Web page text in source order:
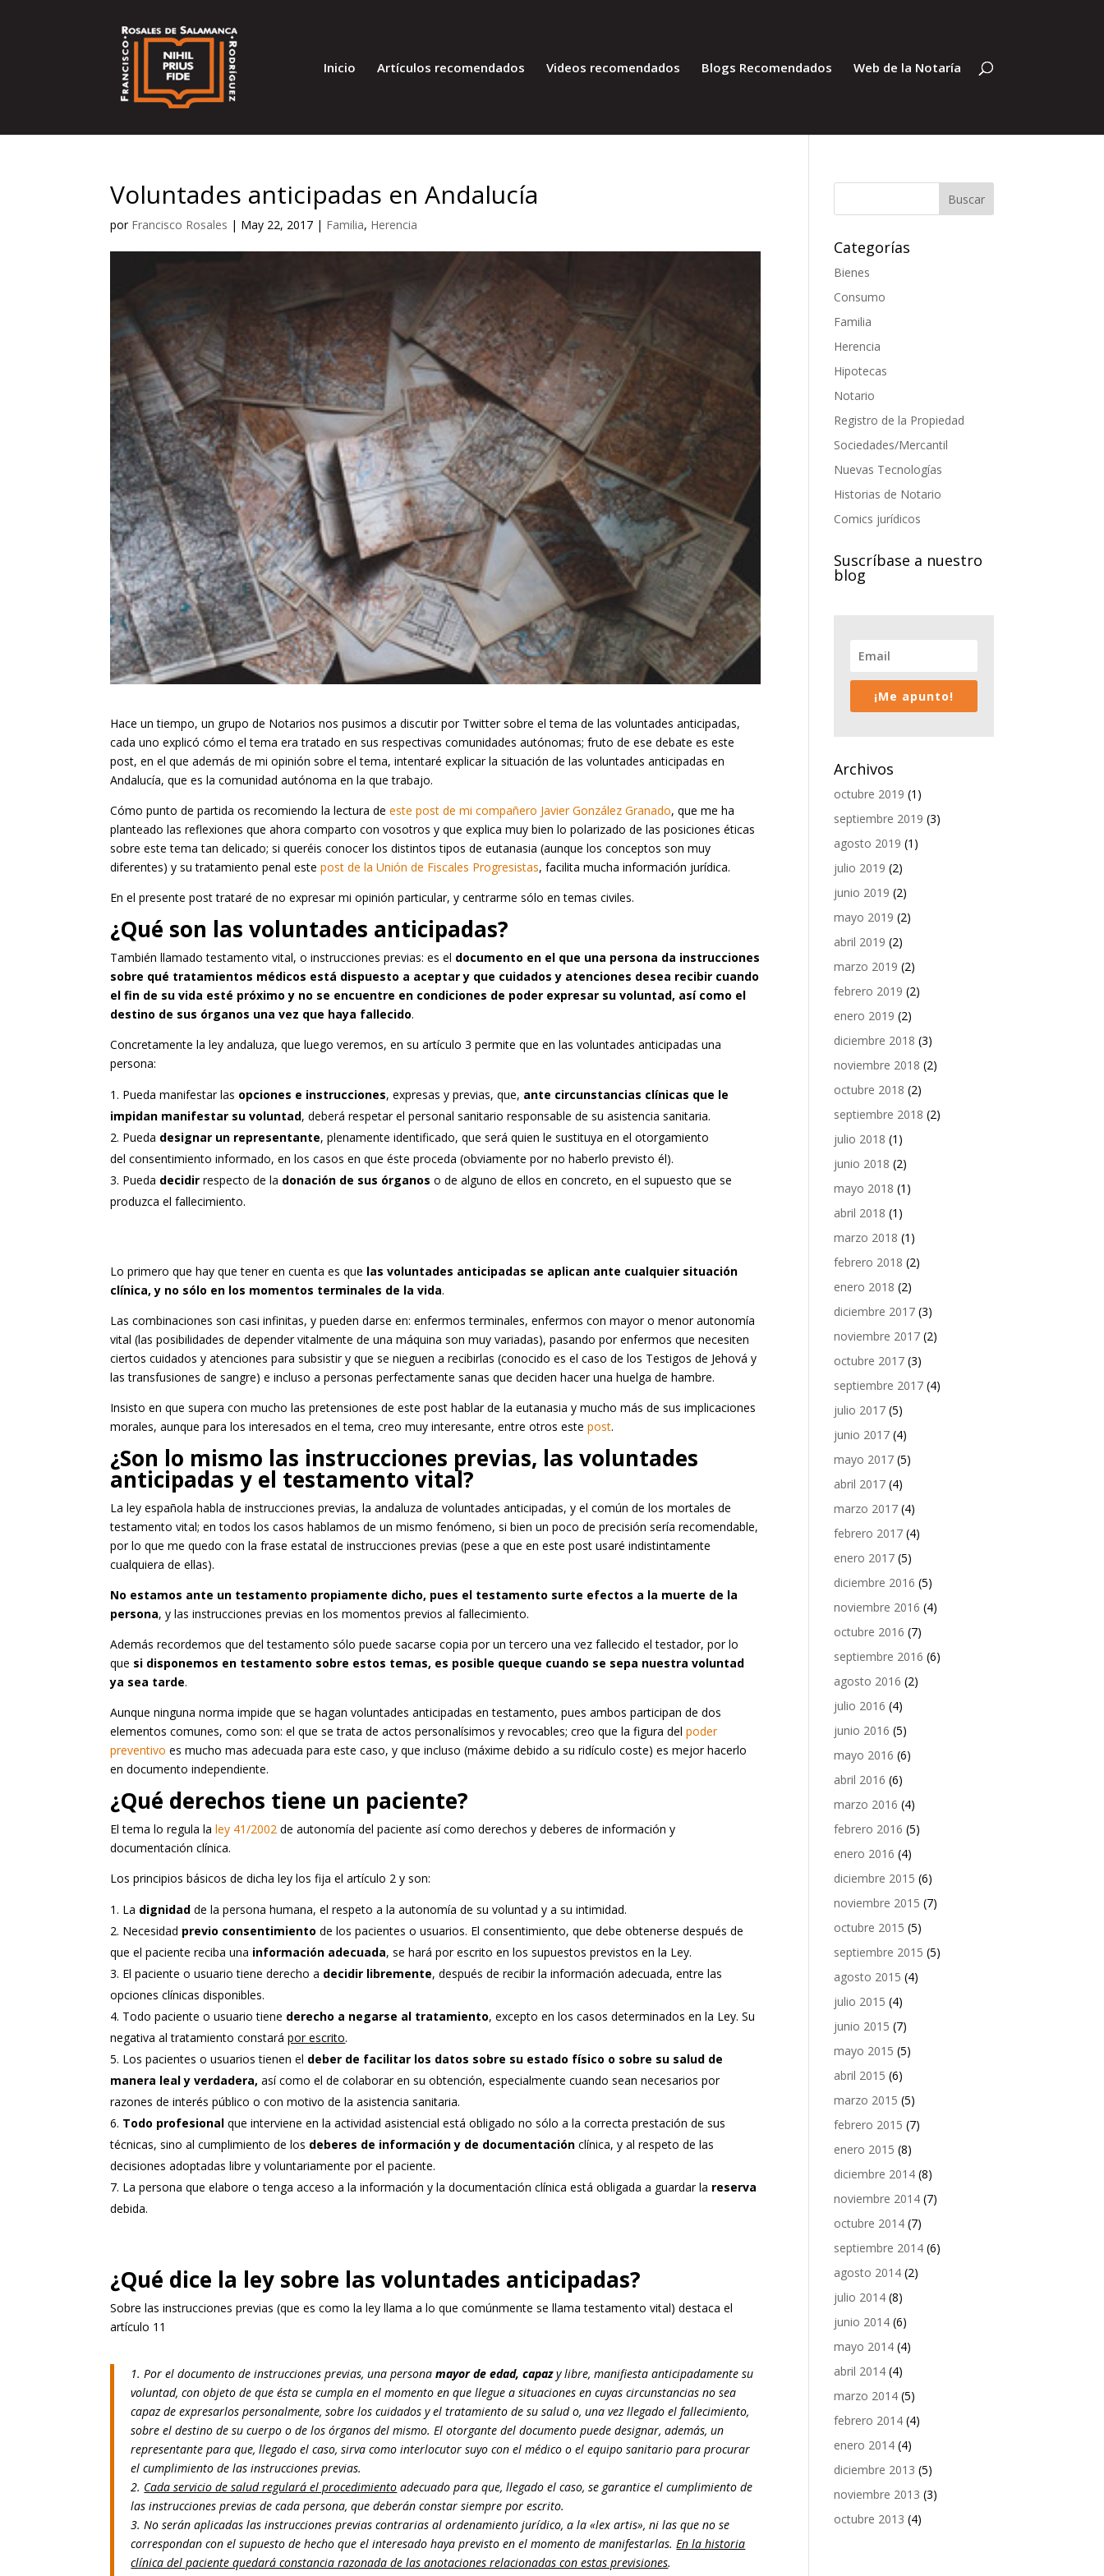
Inicio Artículos recomendados Videos recomendados Blogs Recomendados Web de la Notaría
Voluntades anticipadas en Andalucía
por Francisco Rosales | May 22, 2017 | Familia, Herencia
Hace un tiempo, un grupo de Notarios nos pusimos a discutir por Twitter sobre el tema de las voluntades anticipadas,
cada uno explicó cómo el tema era tratado en sus respectivas comunidades autónomas; fruto de ese debate es este
post, en el que además de mi opinión sobre el tema, intentaré explicar la situación de las voluntades anticipadas en
Andalucía, que es la comunidad autónoma en la que trabajo.
Cómo punto de partida os recomiendo la lectura deeste post de mi compañero Javier González Granado, que me ha
planteado las reflexiones que ahora comparto con vosotros y que explica muy bien lo polarizado de las posiciones éticas
sobre este tema tan delicado; si queréis conocer los distintos tipos de eutanasia (aunque los conceptos son muy
diferentes) y su tratamiento penal estepost de la Unión de Fiscales Progresistas, facilita mucha información jurídica.
En el presente post trataré de no expresar mi opinión particular, y centrarme sólo en temas civiles.
¿Qué son las voluntades anticipadas?
También llamado testamento vital, o instrucciones previas: es el documento en el que una persona da instrucciones
sobre qué tratamientos médicos está dispuesto a aceptar y que cuidados y atenciones desea recibir cuando
el fin de su vida esté próximo y no se encuentre en condiciones de poder expresar su voluntad, así como el
destino de sus órganos una vez que haya fallecido.
Concretamente la ley andaluza, que luego veremos, en su artículo 3 permite que en las voluntades anticipadas una
persona:
Pueda manifestar las opciones e instrucciones, expresas y previas, que, ante circunstancias clínicas que le
impidan manifestar su voluntad, deberá respetar el personal sanitario responsable de su asistencia sanitaria.
Pueda designar un representante, plenamente identificado, que será quien le sustituya en el otorgamiento
del consentimiento informado, en los casos en que éste proceda (obviamente por no haberlo previsto él).
Pueda decidir respecto de la donación de sus órganos o de alguno de ellos en concreto, en el supuesto que se
produzca el fallecimiento.
Lo primero que hay que tener en cuenta es que las voluntades anticipadas se aplican ante cualquier situación
clínica, y no sólo en los momentos terminales de la vida.
Las combinaciones son casi infinitas, y pueden darse en: enfermos terminales, enfermos con mayor o menor autonomía
vital (las posibilidades de depender vitalmente de una máquina son muy variadas), pasando por enfermos que necesiten
ciertos cuidados y atenciones para subsistir y que se nieguen a recibirlas (conocido es el caso de los Testigos de Jehová y
las transfusiones de sangre) e incluso a personas perfectamente sanas que deciden hacer una huelga de hambre.
Insisto en que supera con mucho las pretensiones de este post hablar de la eutanasia y mucho más de sus implicaciones
morales, aunque para los interesados en el tema, creo muy interesante, entre otros estepost.
¿Son lo mismo las instrucciones previas, las voluntades
anticipadas y el testamento vital?
La ley española habla de instrucciones previas, la andaluza de voluntades anticipadas, y el común de los mortales de
testamento vital; en todos los casos hablamos de un mismo fenómeno, si bien un poco de precisión sería recomendable,
por lo que me quedo con la frase estatal de instrucciones previas (pese a que en este post usaré indistintamente
cualquiera de ellas).
No estamos ante un testamento propiamente dicho, pues el testamento surte efectos a la muerte de la
persona, y las instrucciones previas en los momentos previos al fallecimiento.
Además recordemos que del testamento sólo puede sacarse copia por un tercero una vez fallecido el testador, por lo
que si disponemos en testamento sobre estos temas, es posible queque cuando se sepa nuestra voluntad
ya sea tarde.
Aunque ninguna norma impide que se hagan voluntades anticipadas en testamento, pues ambos participan de dos
elementos comunes, como son: el que se trata de actos personalísimos y revocables; creo que la figura delpoder
preventivo es mucho mas adecuada para este caso, y que incluso (máxime debido a su ridículo coste) es mejor hacerlo
en documento independiente.
¿Qué derechos tiene un paciente?
El tema lo regula laley 41/2002 de autonomía del paciente así como derechos y deberes de información y
documentación clínica.
Los principios básicos de dicha ley los fija el artículo 2 y son:
La dignidad de la persona humana, el respeto a la autonomía de su voluntad y a su intimidad.
Necesidad previo consentimiento de los pacientes o usuarios. El consentimiento, que debe obtenerse después de
que el paciente reciba una información adecuada, se hará por escrito en los supuestos previstos en la Ley.
El paciente o usuario tiene derecho a decidir libremente, después de recibir la información adecuada, entre las
opciones clínicas disponibles.
Todo paciente o usuario tiene derecho a negarse al tratamiento, excepto en los casos determinados en la Ley. Su
negativa al tratamiento constarápor escrito.
Los pacientes o usuarios tienen el deber de facilitar los datos sobre su estado físico o sobre su salud de
manera leal y verdadera, así como el de colaborar en su obtención, especialmente cuando sean necesarios por
razones de interés público o con motivo de la asistencia sanitaria.
Todo profesional que interviene en la actividad asistencial está obligado no sólo a la correcta prestación de sus
técnicas, sino al cumplimiento de los deberes de información y de documentación clínica, y al respeto de las
decisiones adoptadas libre y voluntariamente por el paciente.
La persona que elabore o tenga acceso a la información y la documentación clínica está obligada a guardar la reserva
debida.
¿Qué dice la ley sobre las voluntades anticipadas?
Sobre las instrucciones previas (que es como la ley llama a lo que comúnmente se llama testamento vital) destaca el
artículo 11
1. Por el documento de instrucciones previas, una personamayor de edad, capazy libre, manifiesta anticipadamente su
voluntad, con objeto de que ésta se cumpla en el momento en que llegue a situaciones en cuyas circunstancias no sea
capaz de expresarlos personalmente, sobre los cuidados y el tratamiento de su salud o, una vez llegado el fallecimiento,
sobre el destino de su cuerpo o de los órganos del mismo. El otorgante del documento puede designar, además, un
representante para que, llegado el caso, sirva como interlocutor suyo con el médico o el equipo sanitario para procurar
el cumplimiento de las instrucciones previas.
2. Cada servicio de salud regulará el procedimiento adecuado para que, llegado el caso, se garantice el cumplimiento de
las instrucciones previas de cada persona, que deberán constar siempre por escrito.
3. No serán aplicadas las instrucciones previas contrarias al ordenamiento jurídico, a la «lex artis», ni las que no se
correspondan con el supuesto de hecho que el interesado haya previsto en el momento de manifestarlas.En la historia
clínica del paciente quedará constancia razonada de las anotaciones relacionadas con estas previsiones.
Categorías
Bienes
Consumo
Familia
Herencia
Hipotecas
Notario
Registro de la Propiedad
Sociedades/Mercantil
Nuevas Tecnologías
Historias de Notario
Comics jurídicos
Suscríbase a nuestro
blog
¡Me apunto!
Archivos
octubre 2019 (1)
septiembre 2019 (3)
agosto 2019 (1)
julio 2019 (2)
junio 2019 (2)
mayo 2019 (2)
abril 2019 (2)
marzo 2019 (2)
febrero 2019 (2)
enero 2019 (2)
diciembre 2018 (3)
noviembre 2018 (2)
octubre 2018 (2)
septiembre 2018 (2)
julio 2018 (1)
junio 2018 (2)
mayo 2018 (1)
abril 2018 (1)
marzo 2018 (1)
febrero 2018 (2)
enero 2018 (2)
diciembre 2017 (3)
noviembre 2017 (2)
octubre 2017 (3)
septiembre 2017 (4)
julio 2017 (5)
junio 2017 (4)
mayo 2017 (5)
abril 2017 (4)
marzo 2017 (4)
febrero 2017 (4)
enero 2017 (5)
diciembre 2016 (5)
noviembre 2016 (4)
octubre 2016 (7)
septiembre 2016 (6)
agosto 2016 (2)
julio 2016 (4)
junio 2016 (5)
mayo 2016 (6)
abril 2016 (6)
marzo 2016 (4)
febrero 2016 (5)
enero 2016 (4)
diciembre 2015 (6)
noviembre 2015 (7)
octubre 2015 (5)
septiembre 2015 (5)
agosto 2015 (4)
julio 2015 (4)
junio 2015 (7)
mayo 2015 (5)
abril 2015 (6)
marzo 2015 (5)
febrero 2015 (7)
enero 2015 (8)
diciembre 2014 (8)
noviembre 2014 (7)
octubre 2014 (7)
septiembre 2014 (6)
agosto 2014 (2)
julio 2014 (8)
junio 2014 (6)
mayo 2014 (4)
abril 2014 (4)
marzo 2014 (5)
febrero 2014 (4)
enero 2014 (4)
diciembre 2013 (5)
noviembre 2013 (3)
octubre 2013 (4)